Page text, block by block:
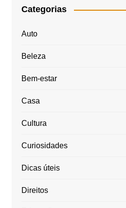
Categorias
Auto
Beleza
Bem-estar
Casa
Cultura
Curiosidades
Dicas úteis
Direitos